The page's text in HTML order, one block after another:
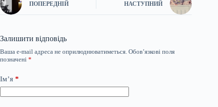
ПОПЕРЕДНІЙ НАСТУПНИЙ
Залишити відповідь
Ваша e-mail адреса не оприлюднюватиметься. Обов’язкові поля
позначені *
Ім’я *